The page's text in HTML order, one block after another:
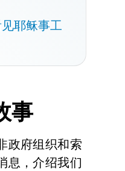
耶稣事工
事
政府组织和索
息，介绍我们